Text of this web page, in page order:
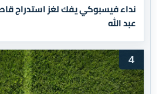
نداء فيسبوكي يفك لغز استدراج
عبد الله
4